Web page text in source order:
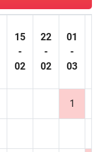
15
-
02
22
-
02
01
-
03
1